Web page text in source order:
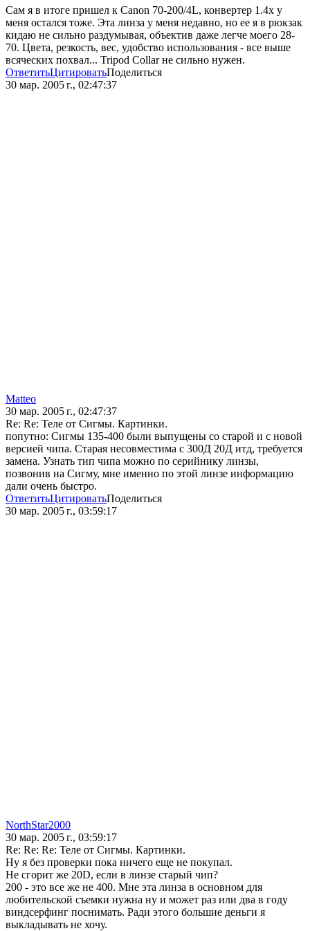
Сам я в итоге пришел к Canon 70-200/4L, конвертер 1.4х у
меня остался тоже. Эта линза у меня недавно, но ее я в рюкзак
кидаю не сильно раздумывая, объектив даже легче моего 28-
70. Цвета, резкость, вес, удобство использования - все выше
всяческих похвал... Tripod Collar не сильно нужен.
ОтветитьЦитироватьПоделиться
30 мар. 2005 г., 02:47:37
Matteo
30 мар. 2005 г., 02:47:37
Re: Re: Теле от Сигмы. Картинки.
попутно: Сигмы 135-400 были выпущены со старой и с новой
версией чипа. Старая несовместима с 300Д 20Д итд, требуется
замена. Узнать тип чипа можно по серийнику линзы,
позвонив на Сигму, мне именно по этой линзе информацию
дали очень быстро.
ОтветитьЦитироватьПоделиться
30 мар. 2005 г., 03:59:17
NorthStar2000
30 мар. 2005 г., 03:59:17
Re: Re: Re: Теле от Сигмы. Картинки.
Ну я без проверки пока ничего еще не покупал.
Не сгорит же 20D, если в линзе старый чип?
200 - это все же не 400. Мне эта линза в основном для
любительской съемки нужна ну и может раз или два в году
виндсерфинг поснимать. Ради этого большие деньги я
выкладывать не хочу.